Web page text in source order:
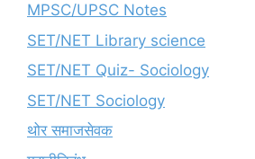
MPSC/UPSC Notes
SET/NET Library science
SET/NET Quiz- Sociology
SET/NET Sociology
थोर समाजसेवक